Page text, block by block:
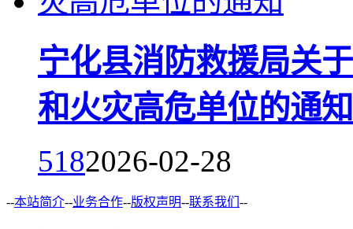
宁化县消防救援局关
和火灾高危单位的通知
5182026-02-28
--本站简介--业务合作--版权声明--联系我们 --